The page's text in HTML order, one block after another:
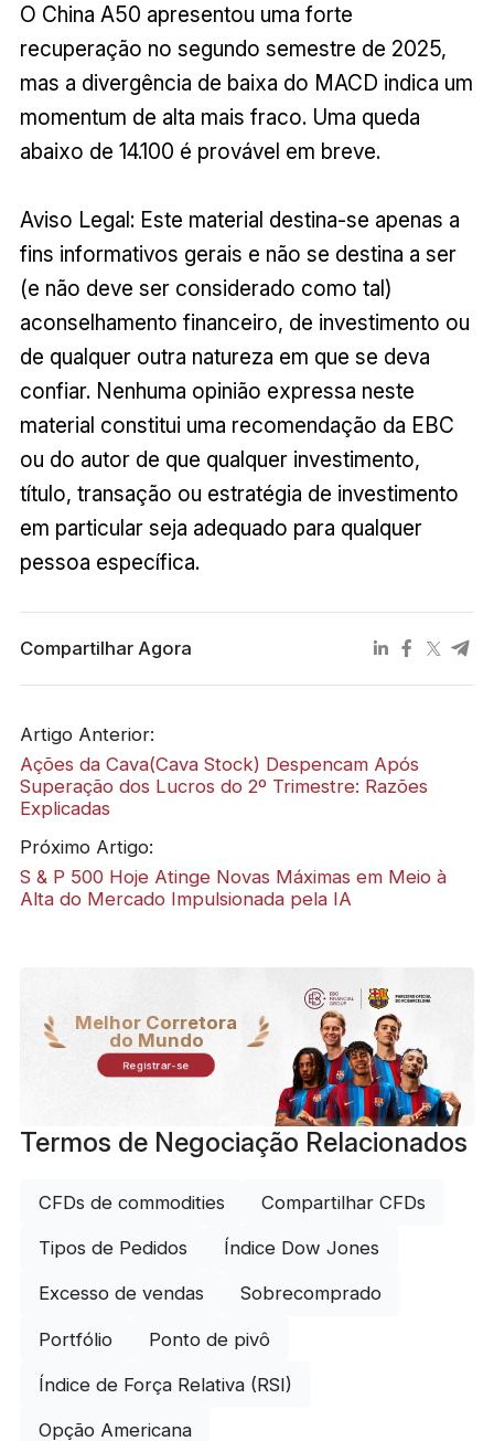
O China A50 apresentou uma forte
recuperação no segundo semestre de 2025,
mas a divergência de baixa do MACD indica um
momentum de alta mais fraco. Uma queda
abaixo de 14.100 é provável em breve.
Aviso Legal: Este material destina-se apenas a
fins informativos gerais e não se destina a ser
(e não deve ser considerado como tal)
aconselhamento financeiro, de investimento ou
de qualquer outra natureza em que se deva
confiar. Nenhuma opinião expressa neste
material constitui uma recomendação da EBC
ou do autor de que qualquer investimento,
título, transação ou estratégia de investimento
em particular seja adequado para qualquer
pessoa específica.
Compartilhar Agora
Artigo Anterior:
Ações da Cava(Cava Stock) Despencam Após
Superação dos Lucros do 2º Trimestre: Razões
Explicadas
Próximo Artigo:
S & P 500 Hoje Atinge Novas Máximas em Meio à
Alta do Mercado Impulsionada pela IA
Melhor Corretora
do Mundo
Registrar-se
Termos de Negociação Relacionados
CFDs de commodities Compartilhar CFDs
Tipos de Pedidos Índice Dow Jones
Excesso de vendas Sobrecomprado
Portfólio Ponto de pivô
Índice de Força Relativa (RSI)
Opção Americana